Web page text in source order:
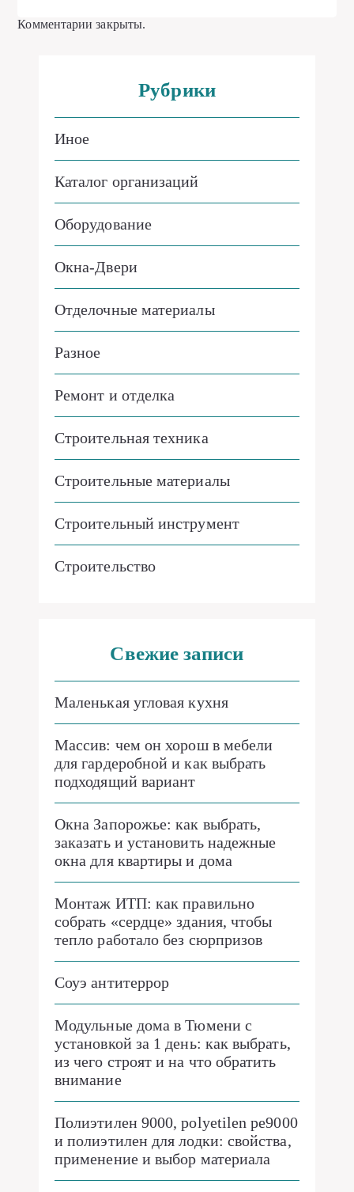
Комментарии закрыты.
Рубрики
Иное
Каталог организаций
Оборудование
Окна-Двери
Отделочные материалы
Разное
Ремонт и отделка
Строительная техника
Строительные материалы
Строительный инструмент
Строительство
Свежие записи
Маленькая угловая кухня
Массив: чем он хорош в мебели
для гардеробной и как выбрать
подходящий вариант
Окна Запорожье: как выбрать,
заказать и установить надежные
окна для квартиры и дома
Монтаж ИТП: как правильно
собрать «сердце» здания, чтобы
тепло работало без сюрпризов
Соуэ антитеррор
Модульные дома в Тюмени с
установкой за 1 день: как выбрать,
из чего строят и на что обратить
внимание
Полиэтилен 9000, polyetilen pe9000
и полиэтилен для лодки: свойства,
применение и выбор материала